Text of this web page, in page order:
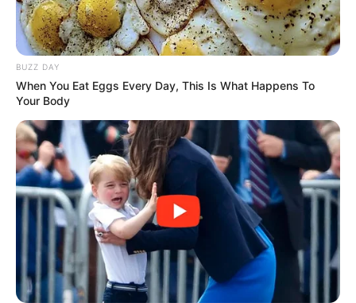
BUZZ DAY
When You Eat Eggs Every Day, This Is What Happens To
Your Body